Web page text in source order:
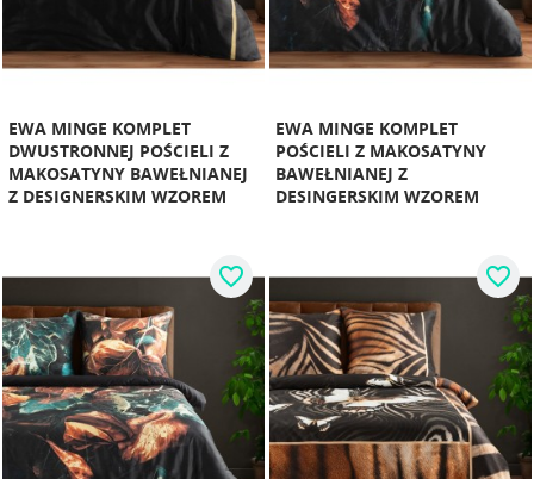
EWA MINGE KOMPLET
DWUSTRONNEJ POŚCIELI Z
MAKOSATYNY BAWEŁNIANEJ
Z DESIGNERSKIM WZOREM
EWA MINGE KOMPLET
POŚCIELI Z MAKOSATYNY
BAWEŁNIANEJ Z
DESINGERSKIM WZOREM
favorite_border favorite_border